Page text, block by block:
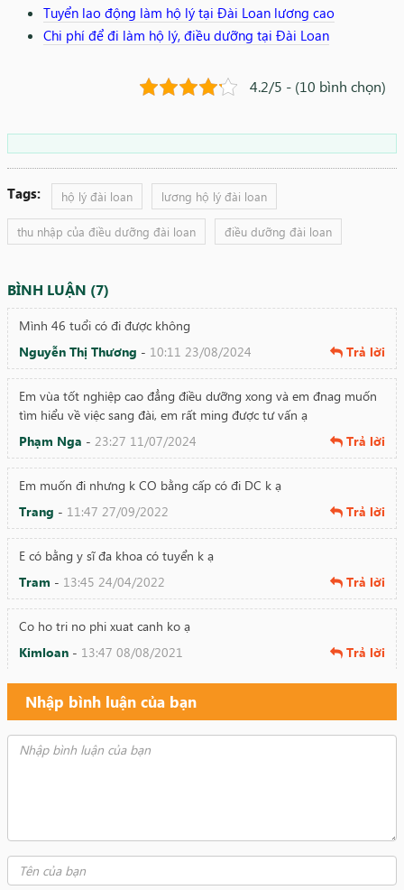
Tuyển lao động làm hộ lý tại Đài Loan lương cao
Chi phí để đi làm hộ lý, điều dưỡng tại Đài Loan
4.2/5 - (10 bình chọn)
Tags: hộ lý đài loan lương hộ lý đài loan
thu nhập của điều dưỡng đài loan điều dưỡng đài loan
BÌNH LUẬN (7)
Mình 46 tuổi có đi được không
Nguyễn Thị Thương - 10:11 23/08/2024 Trả lời
Em vùa tốt nghiệp cao đẳng điều dưỡng xong và em đnag muốn
tìm hiểu về việc sang đài, em rất ming được tư vấn ạ
Phạm Nga - 23:27 11/07/2024 Trả lời
Em muốn đi nhưng k CO bằng cấp có đi DC k ạ
Trang - 11:47 27/09/2022 Trả lời
E có bằng y sĩ đa khoa có tuyển k ạ
Tram - 13:45 24/04/2022 Trả lời
Co ho tri no phi xuat canh ko ạ
Kimloan - 13:47 08/08/2021 Trả lời
Có hỗ trợ nợ phí xuất cảnh ko vậy ?
Bùi Thị Thủy-23:28 06/03/2021 Trả lời
Nhập bình luận của bạn